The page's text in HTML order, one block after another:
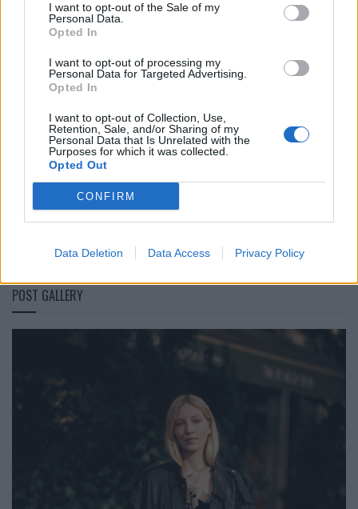
I want to opt-out of the Sale of my
Personal Data.
Opted In
I want to opt-out of processing my
Personal Data for Targeted Advertising.
Opted In
I want to opt-out of Collection, Use,
Retention, Sale, and/or Sharing of my
Personal Data that Is Unrelated with the
Purposes for which it was collected.
Opted Out
CONFIRM
Data Deletion Data Access Privacy Policy
Hyper Real – 60 Jahre Fotorealismus
POST GALLERY